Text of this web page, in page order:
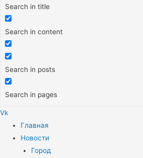
Search in title
Search in content
Search in posts
Search in pages
Vk
Меню
Главная
Новости
Город